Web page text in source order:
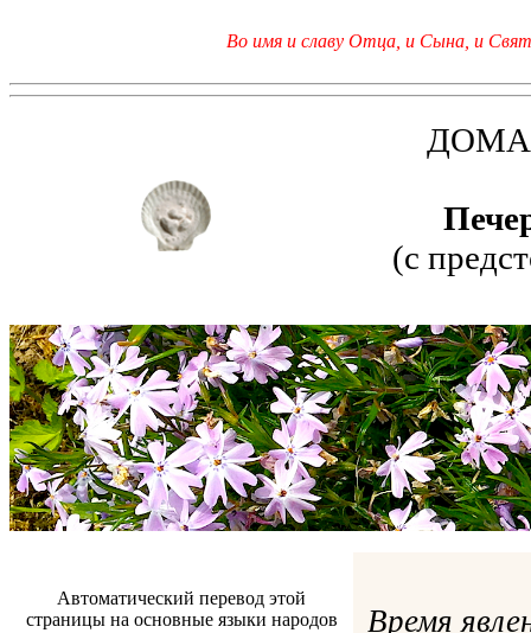
Во имя и славу Отца, и Сына, и
(с
Автоматический перевод этой
страницы на основные языки народов
Время